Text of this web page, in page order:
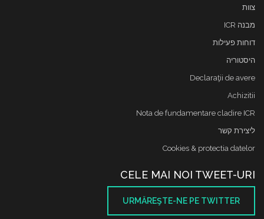
צוות
מבנה ICR
דוחות פעילות
היסטוריה
Declaraţii de avere
Achizitii
Nota de fundamentare cladire ICR
ליצירת קשר
Cookies & protectia datelor
CELE MAI NOI TWEET-URI
URMĂREŞTE-NE PE TWITTER